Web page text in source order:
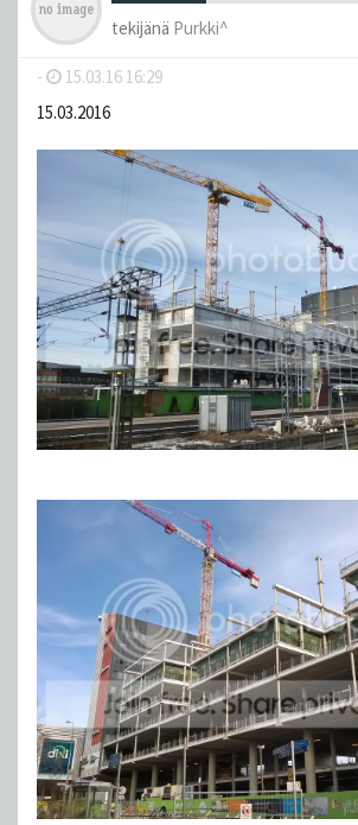
tekijänä Purkki^
- 15.03.16 16:29
15.03.2016